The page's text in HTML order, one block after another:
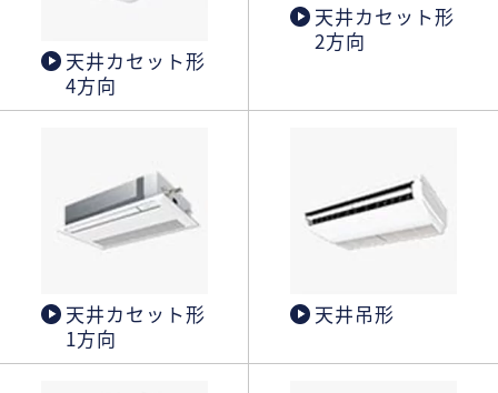
天井カセット形
4方向
天井カセット形
2方向
天井カセット形
1方向
天井吊形